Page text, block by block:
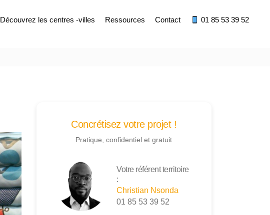
Découvrez les centres -villes Ressources Contact 01 85 53 39 52
Concrétisez votre projet !
Pratique, confidentiel et gratuit
Votre référent territoire
:
Christian Nsonda
01 85 53 39 52